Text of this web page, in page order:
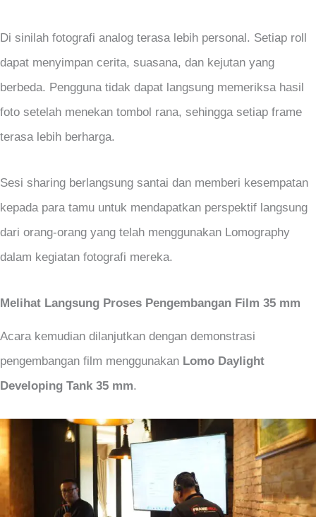
Di sinilah fotografi analog terasa lebih personal. Setiap roll
dapat menyimpan cerita, suasana, dan kejutan yang
berbeda. Pengguna tidak dapat langsung memeriksa hasil
foto setelah menekan tombol rana, sehingga setiap frame
terasa lebih berharga.
Sesi sharing berlangsung santai dan memberi kesempatan
kepada para tamu untuk mendapatkan perspektif langsung
dari orang-orang yang telah menggunakan Lomography
dalam kegiatan fotografi mereka.
Melihat Langsung Proses Pengembangan Film 35 mm
Acara kemudian dilanjutkan dengan demonstrasi
pengembangan film menggunakan Lomo Daylight
Developing Tank 35 mm.